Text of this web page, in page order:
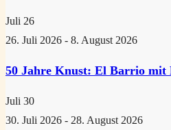
Juli 26
26. Juli 2026 - 8. August 2026
50 Jahre Knust: El Barrio mit
Juli 30
30. Juli 2026 - 28. August 2026